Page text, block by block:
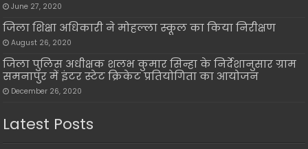
June 27, 2020
जिला शिक्षा अधिकारी ने मोहल्ला स्कूल का किया निरीक्षण
August 26, 2020
जिला पुलिस अधीक्षक शलभ कुमार सिन्हा के निर्देशानुसार ग्राम
समनापुर में इंटर स्टेट क्रिकेट प्रतियोगिता का आयोजन
December 26, 2020
Latest Posts